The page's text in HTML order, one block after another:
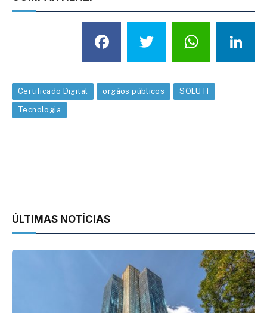
Facebook
Twitter
Certificado Digital orgãos públicos SOLUTI
Tecnologia
ÚLTIMAS NOTÍCIAS